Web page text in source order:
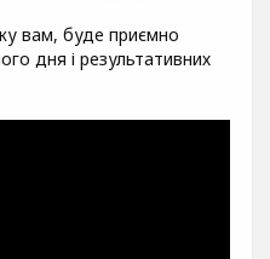
вам, буде приємно
дня і результативних